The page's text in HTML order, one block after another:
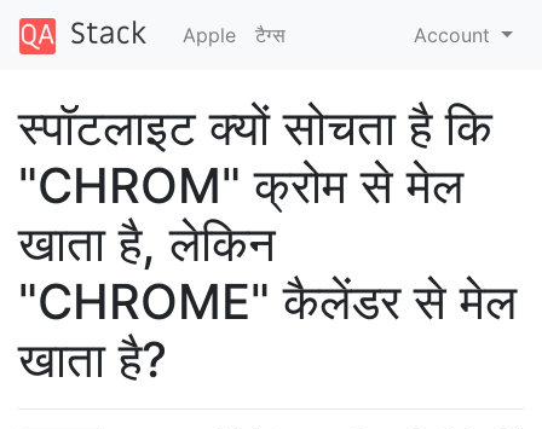
Apple टैग्‍स Account
स्पॉटलाइट क्यों सोचता है कि
"CHROM" क्रोम से मेल
खाता है, लेकिन
"CHROME" कैलेंडर से मेल
खाता है?